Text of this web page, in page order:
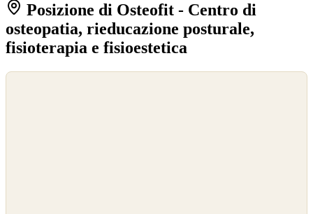
Posizione di Osteofit - Centro di
osteopatia, rieducazione posturale,
fisioterapia e fisioestetica